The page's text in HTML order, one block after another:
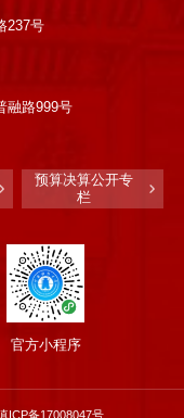
237号
融路999号
预算决算公开专
栏
官方小程序
ICP备17008047号